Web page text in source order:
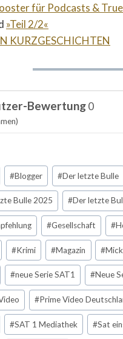
für Podcasts &
»Teil 2/2«
KURZGESCHICHTEN
Bewertung0
#Blogger #Der letzte Bulle
Bulle 2025 #Der letzte
#Gesellschaft #
#Krimi #Magazin #
#neue Serie SAT1 #Neue
#Prime Video
#SAT 1 Mediathek #Sat